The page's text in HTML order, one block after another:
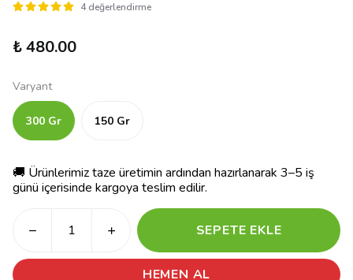
4 değerlendirme
₺ 480.00
Varyant
300 Gr 150 Gr
🚚 Ürünlerimiz taze üretimin ardından hazırlanarak 3–5 iş
günü içerisinde kargoya teslim edilir.
SEPETE EKLE
HEMEN AL